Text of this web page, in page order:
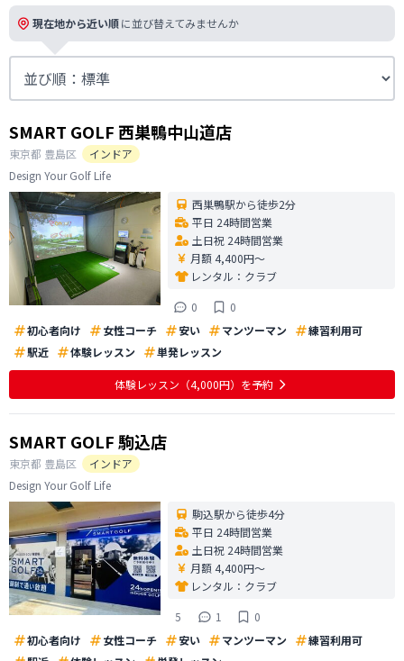
現在地から近い順に並び替えてみませんか
SMART GOLF 西巣鴨中山道店
東京都 豊島区
インドア
Design Your Golf Life
西巣鴨駅から徒歩2分
平日 24時間営業
土日祝 24時間営業
月額 4,400円〜
レンタル： クラブ
0
0
初心者向け
女性コーチ 安い マンツーマン
練習利用可
駅近
体験レッスン 単発レッスン
体験レッスン （4,000円） を予約
SMART GOLF 駒込店
東京都 豊島区
インドア
Design Your Golf Life
駒込駅から徒歩4分
平日 24時間営業
土日祝 24時間営業
月額 4,400円〜
レンタル： クラブ
5
1
0
初心者向け
女性コーチ 安い マンツーマン
練習利用可